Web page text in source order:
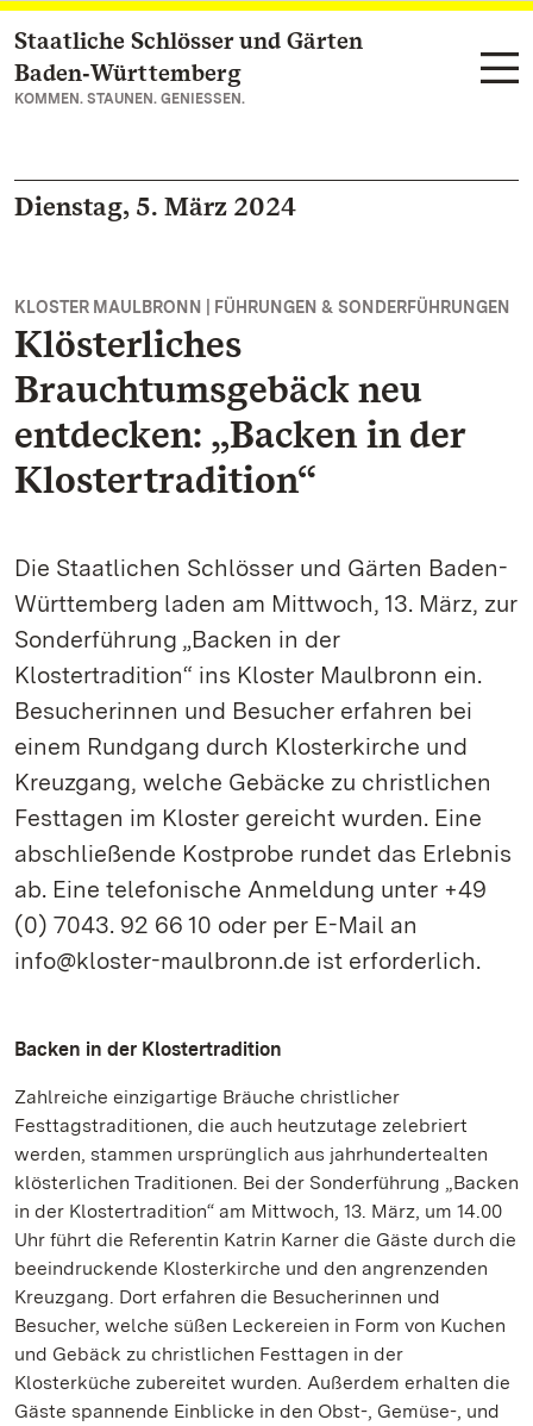
Zum Hauptinhalt springen
Staatliche Schlösser und Gärten
Baden‑Württemberg
KOMMEN. STAUNEN. GENIESSEN.
Dienstag, 5. März 2024
KLOSTER MAULBRONN | FÜHRUNGEN & SONDERFÜHRUNGEN
Klösterliches
Brauchtumsgebäck neu
entdecken: „Backen in der
Klostertradition“
Die Staatlichen Schlösser und Gärten Baden-
Württemberg laden am Mittwoch, 13. März, zur
Sonderführung „Backen in der
Klostertradition“ ins Kloster Maulbronn ein.
Besucherinnen und Besucher erfahren bei
einem Rundgang durch Klosterkirche und
Kreuzgang, welche Gebäcke zu christlichen
Festtagen im Kloster gereicht wurden. Eine
abschließende Kostprobe rundet das Erlebnis
ab. Eine telefonische Anmeldung unter +49
(0) 7043. 92 66 10 oder per E-Mail an
info@kloster-maulbronn.de ist erforderlich.
Backen in der Klostertradition
Zahlreiche einzigartige Bräuche christlicher
Festtagstraditionen, die auch heutzutage zelebriert
werden, stammen ursprünglich aus jahrhundertealten
klösterlichen Traditionen. Bei der Sonderführung „Backen
in der Klostertradition“ am Mittwoch, 13. März, um 14.00
Uhr führt die Referentin Katrin Karner die Gäste durch die
beeindruckende Klosterkirche und den angrenzenden
Kreuzgang. Dort erfahren die Besucherinnen und
Besucher, welche süßen Leckereien in Form von Kuchen
und Gebäck zu christlichen Festtagen in der
Klosterküche zubereitet wurden. Außerdem erhalten die
Gäste spannende Einblicke in den Obst-, Gemüse-, und